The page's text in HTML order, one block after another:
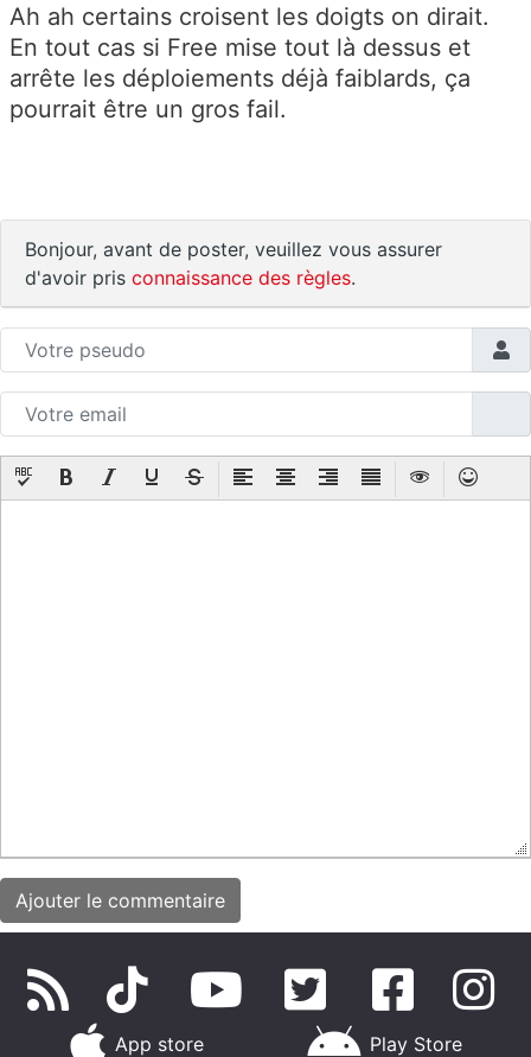
Ah ah certains croisent les doigts on dirait.
En tout cas si Free mise tout là dessus et
arrête les déploiements déjà faiblards, ça
pourrait être un gros fail.
Bonjour, avant de poster, veuillez vous assurer
d'avoir pris connaissance des règles.
App store Play Store